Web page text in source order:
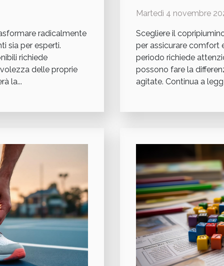
radicalmente
sia per esperti.
richiede
delle proprie
la...
Martedì 4 novembre
Scegliere il
per assicurare comfort
periodo richiede
possono fare la
agitate. Continua a